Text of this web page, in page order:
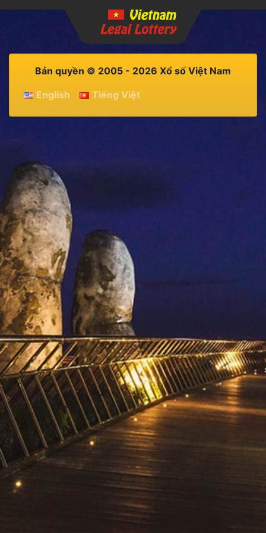
Bản quyền © 2005 - 2026 Xổ số Việt Nam
English
Tiếng Việt